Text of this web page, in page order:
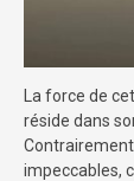
La force de
réside dans
impeccables,